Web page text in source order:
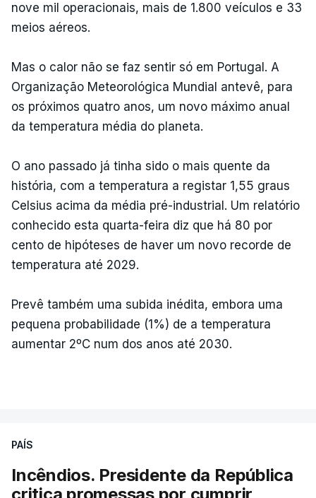
nove mil operacionais, mais de 1.800 veículos e 33
meios aéreos.
Mas o calor não se faz sentir só em Portugal. A
Organização Meteorológica Mundial antevê, para
os próximos quatro anos, um novo máximo anual
da temperatura média do planeta.
O ano passado já tinha sido o mais quente da
história, com a temperatura a registar 1,55 graus
Celsius acima da média pré-industrial. Um relatório
conhecido esta quarta-feira diz que há 80 por
cento de hipóteses de haver um novo recorde de
temperatura até 2029.
Prevê também uma subida inédita, embora uma
pequena probabilidade (1%) de a temperatura
aumentar 2ºC num dos anos até 2030.
PAÍS
Incêndios. Presidente da República